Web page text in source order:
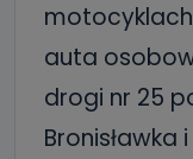
auta
drogi nr 25
Bronisławka